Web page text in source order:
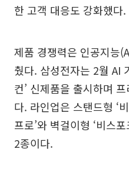
한 고객 대응도 강화했다.
제품 경쟁력은 인공지능
췄다. 삼성전자는 2월 AI
컨’ 신제품을 출시하며
다. 라인업은 스탠드형 ‘
프로’와 벽걸이형 ‘비스
2종이다.